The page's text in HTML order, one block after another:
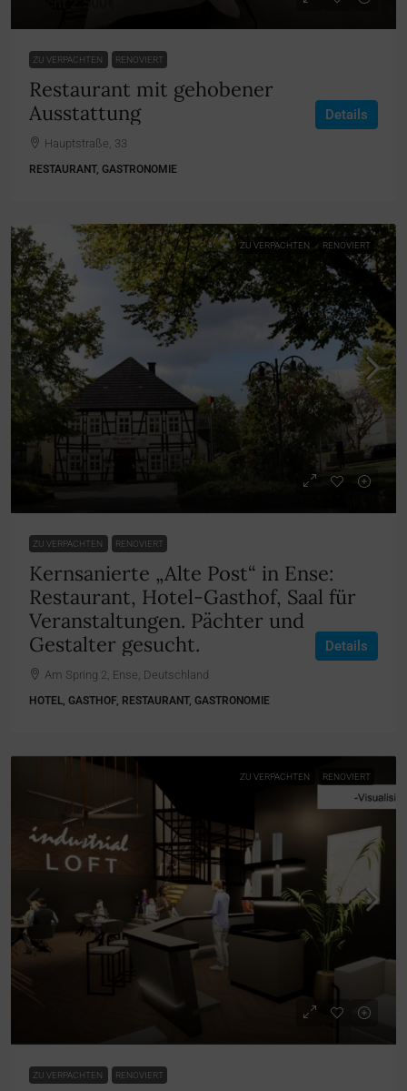
ZU VERPACHTEN RENOVIERT
Restaurant mit gehobener
Ausstattung
Hauptstraße, 33
RESTAURANT, GASTRONOMIE
Details
ZU VERPACHTEN RENOVIERT
ZU VERPACHTEN RENOVIERT
Kernsanierte „Alte Post“ in Ense:
Restaurant, Hotel-Gasthof, Saal für
Veranstaltungen. Pächter und
Gestalter gesucht.
Am Spring 2, Ense, Deutschland
HOTEL, GASTHOF, RESTAURANT, GASTRONOMIE
Details
ZU VERPACHTEN RENOVIERT
ZU VERPACHTEN RENOVIERT